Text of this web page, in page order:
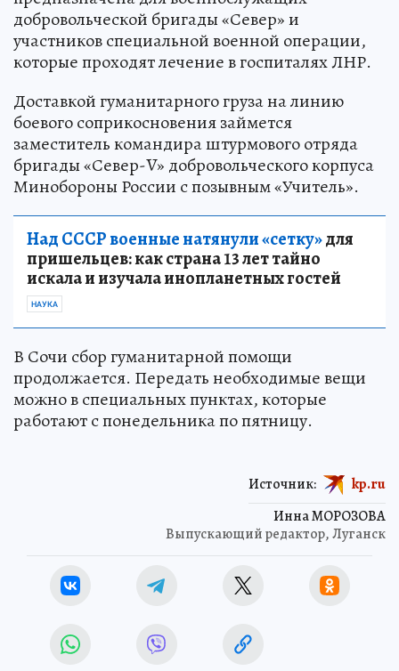
добровольческой бригады «Север» и
участников специальной военной операции,
которые проходят лечение в госпиталях ЛНР.
Доставкой гуманитарного груза на линию
боевого соприкосновения займется
заместитель командира штурмового отряда
бригады «Север-V» добровольческого корпуса
Минобороны России с позывным «Учитель».
Над СССР военные натянули «сетку»для
пришельцев: как страна 13 лет тайно
искала и изучала инопланетных гостей
НАУКА
В Сочи сбор гуманитарной помощи
продолжается. Передать необходимые вещи
можно в специальных пунктах, которые
работают с понедельника по пятницу.
Инна МОРОЗОВА
Выпускающий редактор, Луганск
Источник: kp.ru